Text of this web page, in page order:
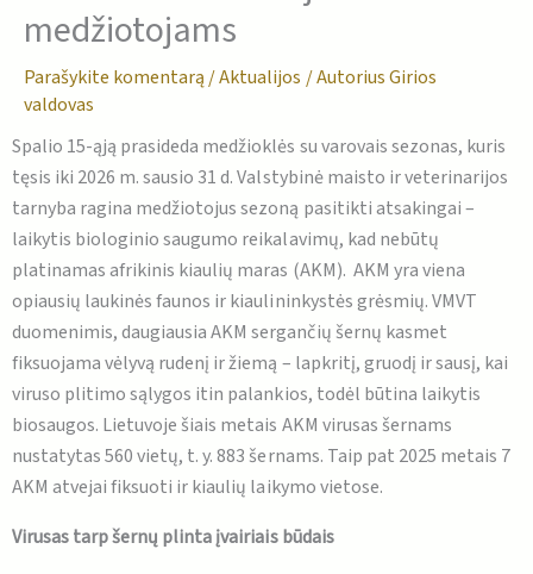
medžiotojams
Parašykite komentarą /Aktualijos / AutoriusGirios
valdovas
Spalio 15-ąją prasideda medžioklės su varovais sezonas, kuris
tęsis iki 2026 m. sausio 31 d. Valstybinė maisto ir veterinarijos
tarnyba ragina medžiotojus sezoną pasitikti atsakingai –
laikytis biologinio saugumo reikalavimų, kad nebūtų
platinamas afrikinis kiaulių maras (AKM). AKM yra viena
opiausių laukinės faunos ir kiaulininkystės grėsmių. VMVT
duomenimis, daugiausia AKM sergančių šernų kasmet
fiksuojama vėlyvą rudenį ir žiemą – lapkritį, gruodį ir sausį, kai
viruso plitimo sąlygos itin palankios, todėl būtina laikytis
biosaugos. Lietuvoje šiais metais AKM virusas šernams
nustatytas 560 vietų, t. y. 883 šernams. Taip pat 2025 metais 7
AKM atvejai fiksuoti ir kiaulių laikymo vietose.
Virusas tarp šernų plinta įvairiais būdais